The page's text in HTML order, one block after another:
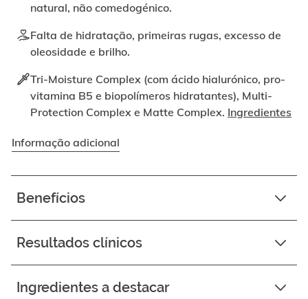
natural, não comedogénico.
Falta de hidratação, primeiras rugas, excesso de
oleosidade e brilho.
Tri-Moisture Complex (com ácido hialurónico, pro-
vitamina B5 e biopolímeros hidratantes), Multi-
Protection Complex e Matte Complex. Ingredientes
Informação adicional
Benefícios
Resultados clínicos
Ingredientes a destacar